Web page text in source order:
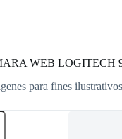
WEB LOGITECH
para fines